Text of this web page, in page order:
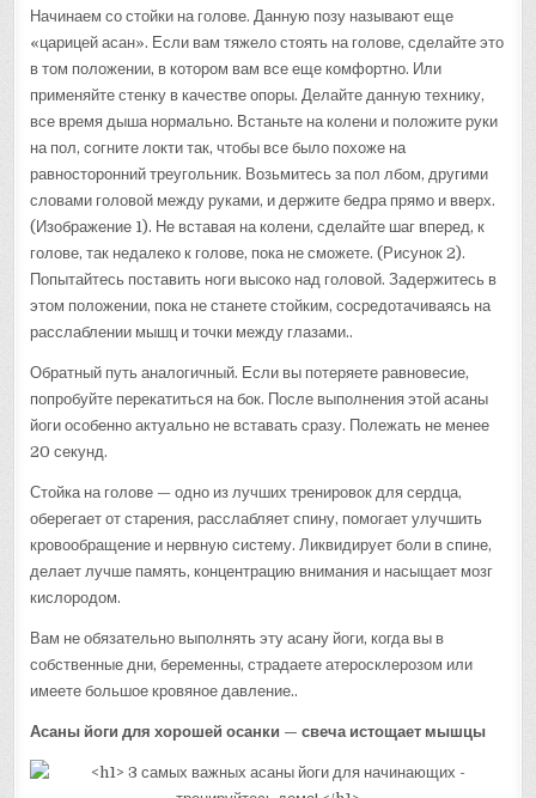
Начинаем со стойки на голове. Данную позу называют еще
«царицей асан». Если вам тяжело стоять на голове, сделайте это
в том положении, в котором вам все еще комфортно. Или
применяйте стенку в качестве опоры. Делайте данную технику,
все время дыша нормально. Встаньте на колени и положите руки
на пол, согните локти так, чтобы все было похоже на
равносторонний треугольник. Возьмитесь за пол лбом, другими
словами головой между руками, и держите бедра прямо и вверх.
(Изображение 1). Не вставая на колени, сделайте шаг вперед, к
голове, так недалеко к голове, пока не сможете. (Рисунок 2).
Попытайтесь поставить ноги высоко над головой. Задержитесь в
этом положении, пока не станете стойким, сосредотачиваясь на
расслаблении мышц и точки между глазами..
Обратный путь аналогичный. Если вы потеряете равновесие,
попробуйте перекатиться на бок. После выполнения этой асаны
йоги особенно актуально не вставать сразу. Полежать не менее
20 секунд.
Стойка на голове — одно из лучших тренировок для сердца,
оберегает от старения, расслабляет спину, помогает улучшить
кровообращение и нервную систему. Ликвидирует боли в спине,
делает лучше память, концентрацию внимания и насыщает мозг
кислородом.
Вам не обязательно выполнять эту асану йоги, когда вы в
собственные дни, беременны, страдаете атеросклерозом или
имеете большое кровяное давление..
Асаны йоги для хорошей осанки — свеча истощает мышцы